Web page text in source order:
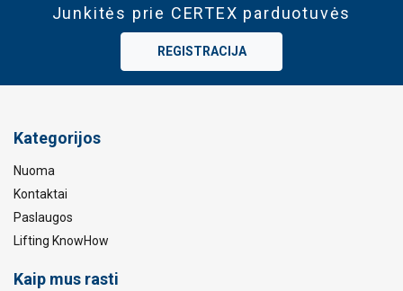
Junkitės prie CERTEX parduotuvės
REGISTRACIJA
Kategorijos
Nuoma
Kontaktai
Paslaugos
Lifting KnowHow
Kaip mus rasti